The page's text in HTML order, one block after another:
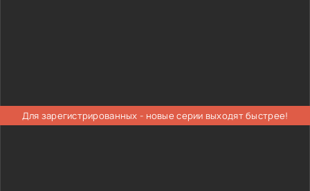
Для зарегистрированных - новые серии выходят быстрее!